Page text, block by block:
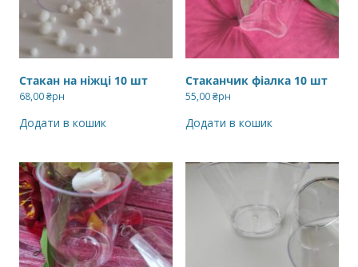
Стакан на ніжці 10 шт
68,00₴рн
Додати в кошик
Стаканчик фіалка 10 шт
55,00₴рн
Додати в кошик